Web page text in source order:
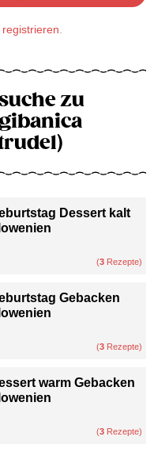
registrieren
zu
Dessert kalt
(3 Rezepte)
Gebacken
(3 Rezepte)
warm Gebacken
(3 Rezepte)